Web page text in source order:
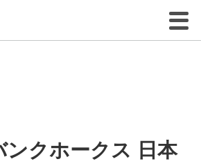
ンクホークス 日本